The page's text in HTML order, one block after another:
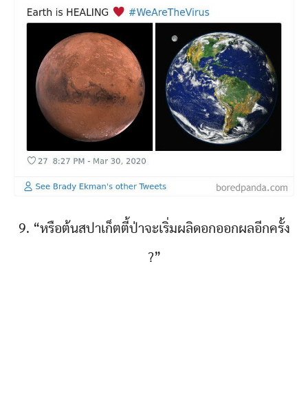
9. “หรือต้นสปาเก็ตตี้ป่าจะเริ่มผลิดอกออกผลอีกครั้ง
?”